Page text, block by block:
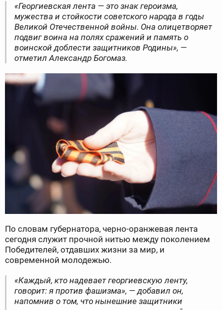
«Георгиевская лента — это знак героизма,
мужества и стойкости советского народа в годы
Великой Отечественной войны. Она олицетворяет
подвиг воина на полях сражений и память о
воинской доблести защитников Родины», —
отметил Александр Богомаз.
По словам губернатора, черно-оранжевая лента
сегодня служит прочной нитью между поколением
Победителей, отдавших жизни за мир, и
современной молодежью.
«Каждый, кто надевает георгиевскую ленту,
говорит: я против фашизма», — добавил он,
напомнив о том, что нынешние защитники